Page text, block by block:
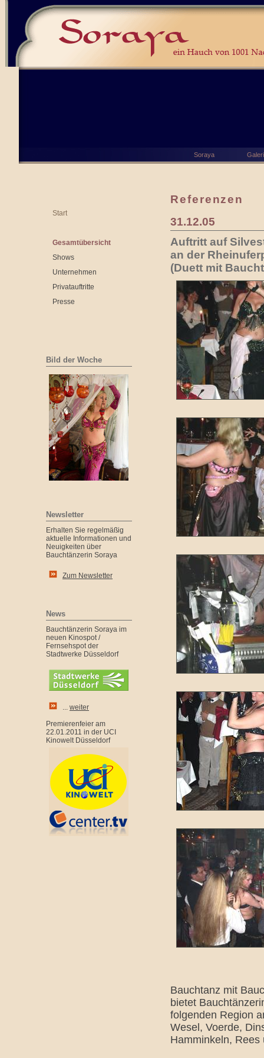
Start
Gesamtübersicht
Shows
Unternehmen
Privatauftritte
Presse
Bild der Woche
Newsletter
Erhalten Sie regelmäßig
aktuelle Informationen und
Neuigkeiten über
Bauchtänzerin Soraya
Zum Newsletter
News
Bauchtänzerin Soraya im
neuen Kinospot /
Fernsehspot der
Stadtwerke Düsseldorf
... weiter
Premierenfeier am
22.01.2011 in der UCI
Kinowelt Düsseldorf
Referenzen
31.12.05
Auftritt auf
an der
(Duett mit
Bauchtanz mit
bietet
folgenden Region
Wesel, Voerde,
Hamminkeln, Rees
Soraya